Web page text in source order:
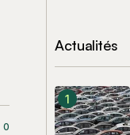
0
Actualités